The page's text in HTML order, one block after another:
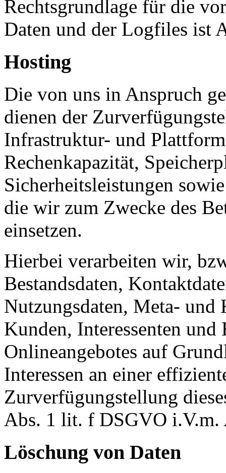
Rechtsgrundlage für die
Daten und der Logfiles ist
Hosting
Die von uns in Anspruch
dienen der
Infrastruktur- und
Rechenkapazität,
Sicherheitsleistungen
die wir zum Zwecke des
einsetzen.
Hierbei verarbeiten wir,
Bestandsdaten,
Nutzungsdaten, Meta-
Kunden, Interessenten und
Onlineangebotes auf
Interessen an einer
Zurverfügungstellung
Abs. 1 lit. f DSGVO
Löschung von Daten